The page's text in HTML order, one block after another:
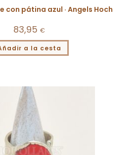
con pátina azul · Angels Hoch
83,95 €
a la cesta